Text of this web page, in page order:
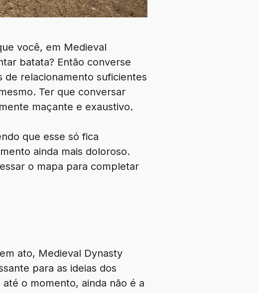
você, em Medieval
batata? Então converse
de relacionamento suficientes
Ter que conversar
maçante e exaustivo.
que esse só fica
ainda mais doloroso.
o mapa para completar
ato, Medieval Dynasty
para as ideias dos
o momento, ainda não é a